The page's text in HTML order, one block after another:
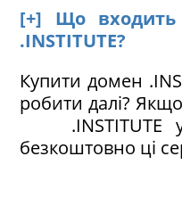
[+] Що входить
.INSTITUTE?
Купити домен
робити далі?
.INSTITUTE у
безкоштовно ці